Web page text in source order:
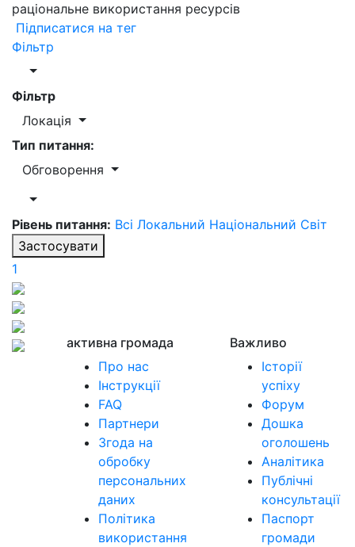
раціональне використання ресурсів
Підписатися на тег
Фільтр
Фільтр
Локація
Тип питання:
Обговорення
Рівень питання: Всі Локальний Національний Світ
Застосувати
1
активна громада
Про нас
Інструкції
FAQ
Партнери
Згода на
обробку
персональних
даних
Політика
використання
Важливо
Історії
успіху
Форум
Дошка
оголошень
Аналітика
Публічні
консультації
Паспорт
громади